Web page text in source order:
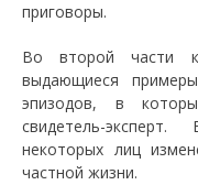
приговоры.
Во второй части
выдающиеся
эпизодов, в
свидетель-
некоторых лиц
частной жизни.